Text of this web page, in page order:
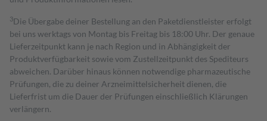
3Die Übergabe deiner Bestellung an den Paketdienstleister erfolgt
bei uns werktags von Montag bis Freitag bis 18:00 Uhr. Der genaue
Lieferzeitpunkt kann je nach Region und in Abhängigkeit der
Produktverfügbarkeit sowie vom Zustellzeitpunkt des Spediteurs
abweichen. Darüber hinaus können notwendige pharmazeutische
Prüfungen, die zu deiner Arzneimittelsicherheit dienen, die
Lieferfrist um die Dauer der Prüfungen einschließlich Klärungen
verlängern.